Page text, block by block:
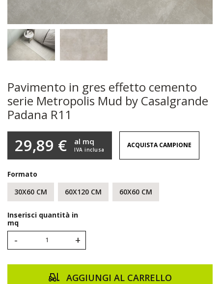
Pavimento in gres effetto cemento
serie Metropolis Mud by Casalgrande
Padana R11
29,89 € IVA inclusa
al mq ACQUISTA CAMPIONE
Formato
30X60 CM
60X120 CM 60X60 CM
Inserisci quantità in
mq
- +
AGGIUNGI AL CARRELLO